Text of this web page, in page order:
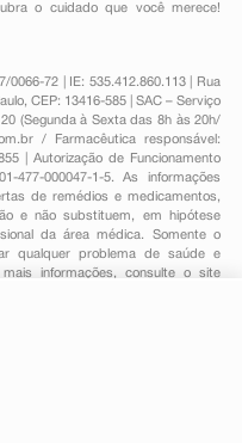
o cuidado que você merece!
0066-72 | IE: 535.412.860.113 | Rua
CEP: 13416-585 | SAC – Serviço
(Segunda à Sexta das 8h às 20h/
/ Farmacêutica responsável:
| Autorização de Funcionamento
477-000047-1-5. As informações
de remédios e medicamentos,
e não substituem, em hipótese
da área médica. Somente o
qualquer problema de saúde e
informações, consulte o site